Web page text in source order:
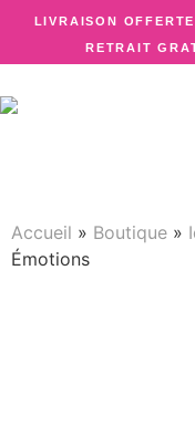
LIVRAISON
RETRAIT
Accueil » Boutique »
Émotions